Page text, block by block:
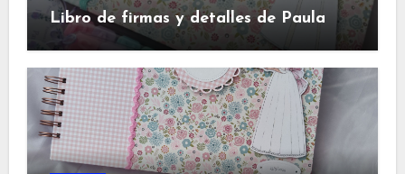
Libro de firmas y detalles de Paula